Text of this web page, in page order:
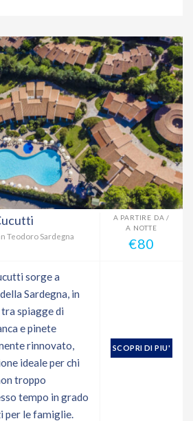
Teodoro Sardegna
A PARTIRE DA /
A NOTTE
€80
sorge a
Sardegna, in
spiagge di
e pinete
rinnovato,
ideale per chi
troppo
tempo in grado
le famiglie.
SCOPRI DI PIU'